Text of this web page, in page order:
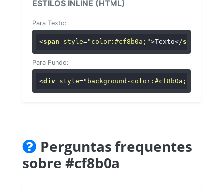
ESTILOS INLINE (HTML)
Para Texto:
<span style="color:#cf8b0a;">Texto</span
Para Fundo:
<div style="background-color:#cf8b0a;"
Perguntas frequentes
sobre #cf8b0a